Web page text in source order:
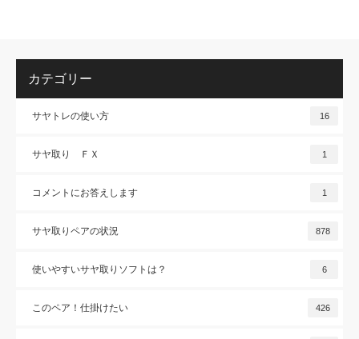
カテゴリー
サヤトレの使い方 16
サヤ取り ＦＸ 1
コメントにお答えします 1
サヤ取りペアの状況 878
使いやすいサヤ取りソフトは？ 6
このペア！仕掛けたい 426